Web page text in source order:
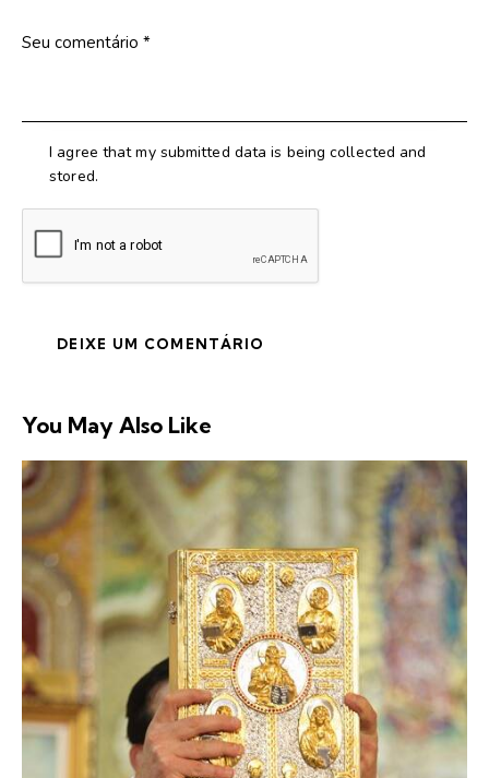
I agree that my submitted data is being collected and
stored.
You May Also Like